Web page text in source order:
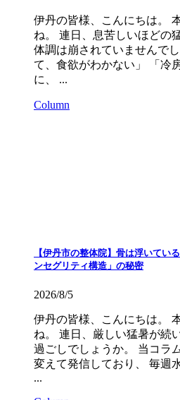
伊丹の皆様、こんにちは。
ね。 連日、息苦しいほどの
体調は崩されていませんで
て、食欲がわかない」 「冷
に、 ...
Column
【伊丹市の整体院】骨は浮いてい
ンセグリティ構造」の秘密
2026/8/5
伊丹の皆様、こんにちは。
ね。 連日、厳しい猛暑が続
過ごしでしょうか。 当コラ
変えて発信しており、 毎週
...